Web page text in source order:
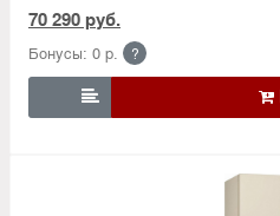
70 290 руб.
Бонусы: 0 р. ?
